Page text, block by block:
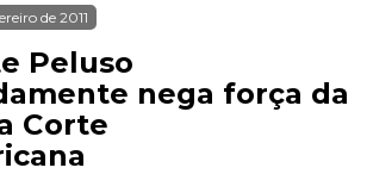
de 2011
Peluso
nega força da
Corte